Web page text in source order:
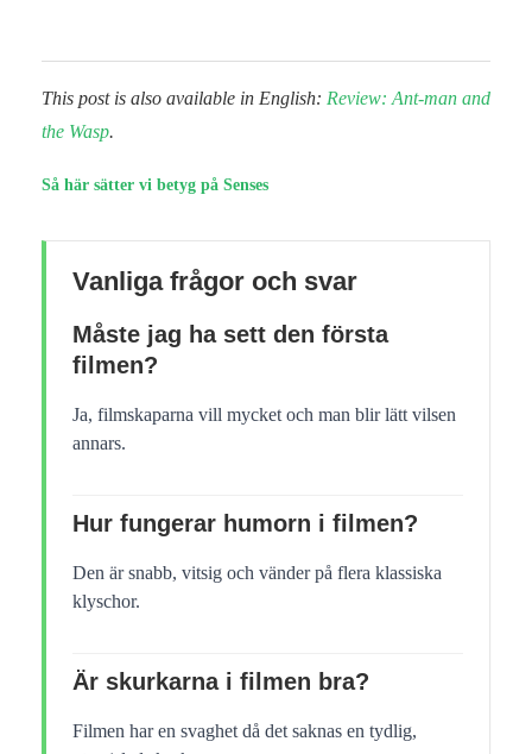
This post is also available in English: Review: Ant-man and
the Wasp.
Så här sätter vi betyg på Senses
Vanliga frågor och svar
Måste jag ha sett den första
filmen?
Ja, filmskaparna vill mycket och man blir lätt vilsen
annars.
Hur fungerar humorn i filmen?
Den är snabb, vitsig och vänder på flera klassiska
klyschor.
Är skurkarna i filmen bra?
Filmen har en svaghet då det saknas en tydlig,